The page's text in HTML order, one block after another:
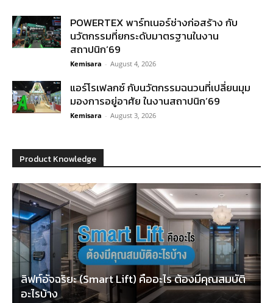
POWERTEX พาร์ทเนอร์ช่างก่อสร้าง กับ
นวัตกรรมที่ยกระดับมาตรฐานในงาน
สถาปนิก’69
Kemisara - August 4, 2026
แอร์โรเฟลกซ์ กับนวัตกรรมฉนวนที่เปลี่ยนมุม
มองการอยู่อาศัย ในงานสถาปนิก’69
Kemisara - August 3, 2026
Product Knowledge
ลิฟท์อัจฉริยะ (Smart Lift) คืออะไร ต้องมีคุณสมบัติ
อะไรบ้าง